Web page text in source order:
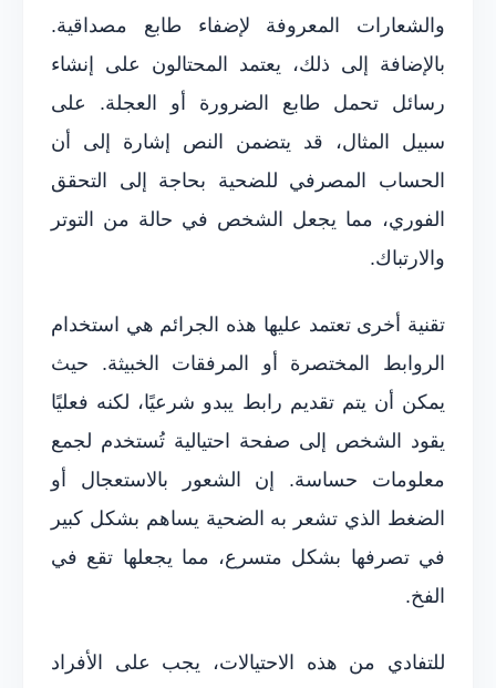
والشعارات المعروفة لإضفاء طابع مصداقية.
بالإضافة إلى ذلك، يعتمد المحتالون على إنشاء
رسائل تحمل طابع الضرورة أو العجلة. على
سبيل المثال، قد يتضمن النص إشارة إلى أن
الحساب المصرفي للضحية بحاجة إلى التحقق
الفوري، مما يجعل الشخص في حالة من التوتر
والارتباك.
تقنية أخرى تعتمد عليها هذه الجرائم هي استخدام
الروابط المختصرة أو المرفقات الخبيثة. حيث
يمكن أن يتم تقديم رابط يبدو شرعيًا، لكنه فعليًا
يقود الشخص إلى صفحة احتيالية تُستخدم لجمع
معلومات حساسة. إن الشعور بالاستعجال أو
الضغط الذي تشعر به الضحية يساهم بشكل كبير
في تصرفها بشكل متسرع، مما يجعلها تقع في
الفخ.
للتفادي من هذه الاحتيالات، يجب على الأفراد